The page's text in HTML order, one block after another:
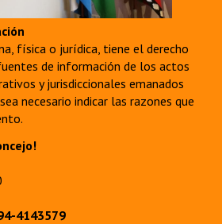
Registro
Registro
ORGÁNICA
física o jurídica, tiene el derecho
de información de los actos
y jurisdiccionales emanados
necesario indicar las razones que
4143579